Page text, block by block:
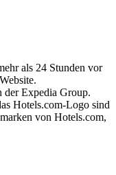
als 24 Stunden vor
der Expedia Group.
Hotels.com-Logo sind
von Hotels.com,